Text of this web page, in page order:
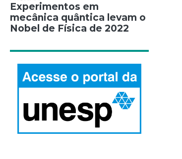
Experimentos em
mecânica quântica levam o
Nobel de Física de 2022